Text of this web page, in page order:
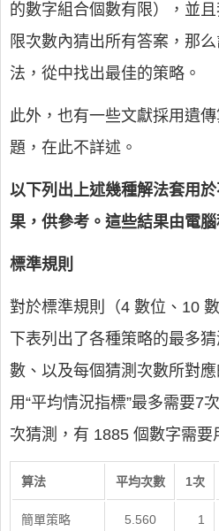
的數字組合個數有限），並
限次數內猜出所有答案，那
法，從中找出最佳的策略。
此外，也有一些文獻採用遺
題，在此不詳述。
以下列出上述幾種解法套用
果，供參考。這些結果由電腦
標準規則
對於標準規則（4 數位、10
下表列出了各種策略的最多
數、以及每個猜測次數所對
用“平均情況指標”最多需要7
次猜測，有 1885 個數字需要
算法 平均次數 1次
簡單策略 5.560 1